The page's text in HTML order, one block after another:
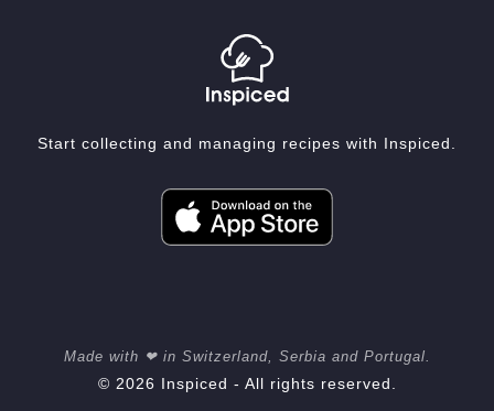
Start collecting and managing recipes with Inspiced.
Made with ❤ in Switzerland, Serbia and Portugal.
© 2026 Inspiced - All rights reserved.